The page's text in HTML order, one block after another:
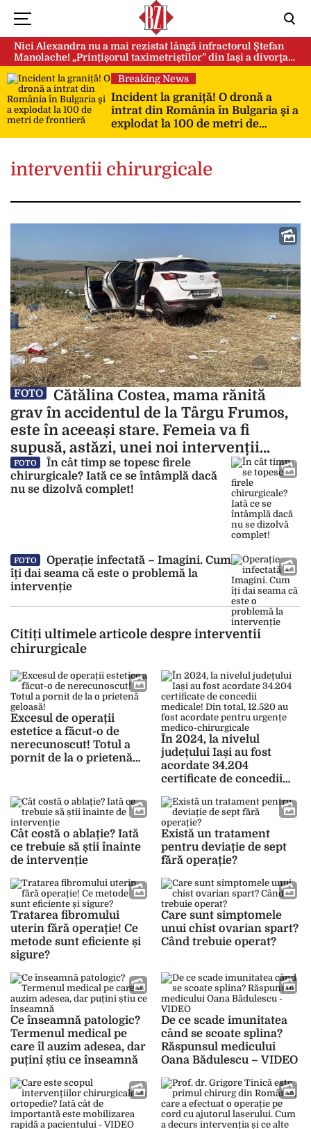
Nici Alexandra nu a mai rezistat lângă infractorul Ștefan
Manolache! „Prințișorul taximetriștilor” din Iași a divorţat
după doi ani de căsnicie
Breaking News
Incident la graniță! O dronă a
intrat din România în Bulgaria şi a
explodat la 100 de metri de
frontieră
interventii chirurgicale
FOTO
Cătălina Costea, mama rănită
grav în accidentul de la Târgu Frumos,
este în aceeași stare. Femeia va fi
supusă, astăzi, unei noi intervenții
chirurgicale
FOTO
În cât timp se topesc firele
chirurgicale? Iată ce se întâmplă dacă
nu se dizolvă complet!
FOTO
Operație infectată – Imagini. Cum
îți dai seama că este o problemă la
intervenție
Citiți ultimele articole despre interventii
chirurgicale
Excesul de operații
estetice a făcut-o de
nerecunoscut! Totul a
pornit de la o prietenă
În 2024, la nivelul
județului Iași au fost
acordate 34.204
certificate de concedii
12.520 au fost acordate
pentru urgențe medico-
chirurgicale
Cât costă o ablație? Iată
ce trebuie să știi înainte
de intervenție
Există un tratament
pentru deviație de sept
fără operație?
Tratarea fibromului
uterin fără operație! Ce
metode sunt eficiente și
sigure?
Care sunt simptomele
unui chist ovarian spart?
Când trebuie operat?
Ce înseamnă patologic?
Termenul medical pe
care îl auzim adesea, dar
puțini știu ce înseamnă
De ce scade imunitatea
când se scoate splina?
Răspunsul medicului
Oana Bădulescu – VIDEO